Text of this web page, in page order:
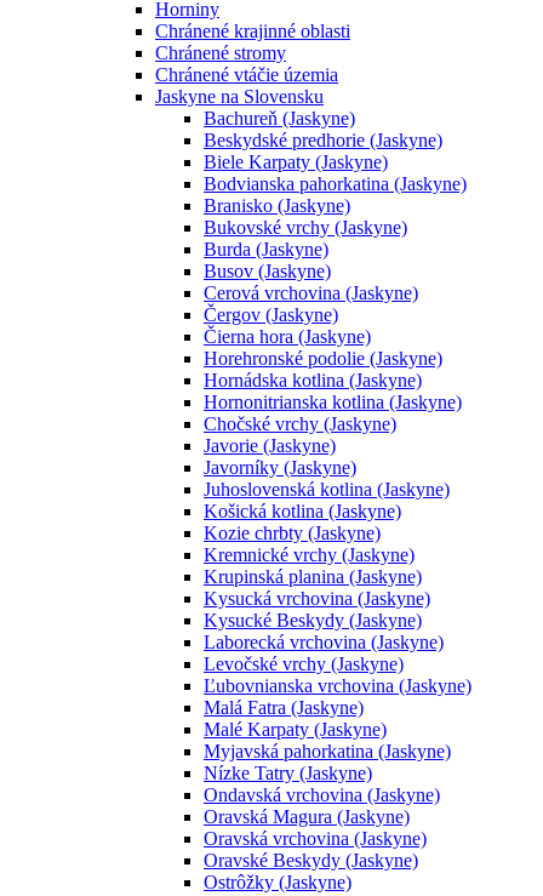
Horniny
Chránené krajinné oblasti
Chránené stromy
Chránené vtáčie územia
Jaskyne na Slovensku
Bachureň (Jaskyne)
Beskydské predhorie (Jaskyne)
Biele Karpaty (Jaskyne)
Bodvianska pahorkatina (Jaskyne)
Branisko (Jaskyne)
Bukovské vrchy (Jaskyne)
Burda (Jaskyne)
Busov (Jaskyne)
Cerová vrchovina (Jaskyne)
Čergov (Jaskyne)
Čierna hora (Jaskyne)
Horehronské podolie (Jaskyne)
Hornádska kotlina (Jaskyne)
Hornonitrianska kotlina (Jaskyne)
Chočské vrchy (Jaskyne)
Javorie (Jaskyne)
Javorníky (Jaskyne)
Juhoslovenská kotlina (Jaskyne)
Košická kotlina (Jaskyne)
Kozie chrbty (Jaskyne)
Kremnické vrchy (Jaskyne)
Krupinská planina (Jaskyne)
Kysucká vrchovina (Jaskyne)
Kysucké Beskydy (Jaskyne)
Laborecká vrchovina (Jaskyne)
Levočské vrchy (Jaskyne)
Ľubovnianska vrchovina (Jaskyne)
Malá Fatra (Jaskyne)
Malé Karpaty (Jaskyne)
Myjavská pahorkatina (Jaskyne)
Nízke Tatry (Jaskyne)
Ondavská vrchovina (Jaskyne)
Oravská Magura (Jaskyne)
Oravská vrchovina (Jaskyne)
Oravské Beskydy (Jaskyne)
Ostrôžky (Jaskyne)